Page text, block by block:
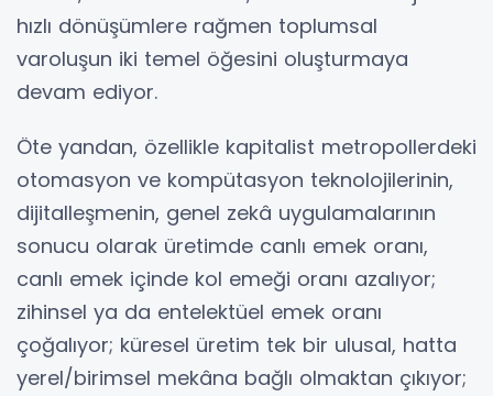
hızlı dönüşümlere rağmen toplumsal
varoluşun iki temel öğesini oluşturmaya
devam ediyor.
Öte yandan, özellikle kapitalist metropollerdeki
otomasyon ve kompütasyon teknolojilerinin,
dijitalleşmenin, genel zekâ uygulamalarının
sonucu olarak üretimde canlı emek oranı,
canlı emek içinde kol emeği oranı azalıyor;
zihinsel ya da entelektüel emek oranı
çoğalıyor; küresel üretim tek bir ulusal, hatta
yerel/birimsel mekâna bağlı olmaktan çıkıyor;